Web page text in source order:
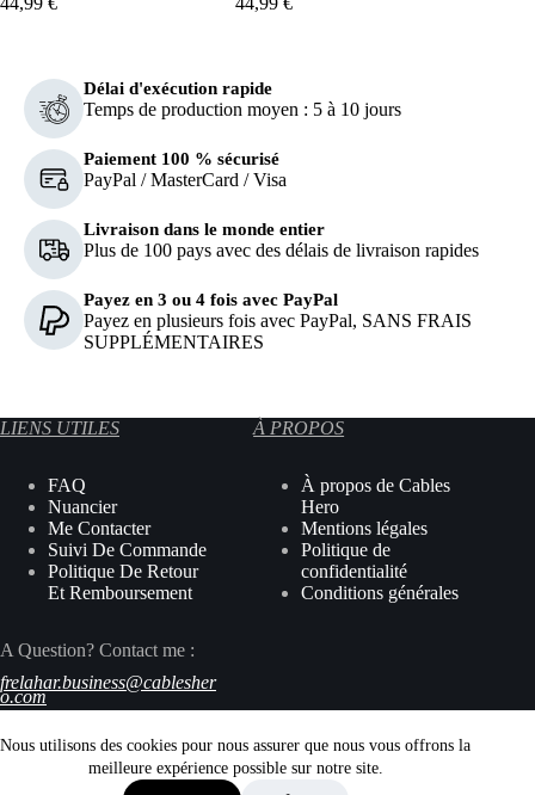
Nous utilisons des cookies pour nous assurer que nous vous offrons la
meilleure expérience possible sur notre site.
Délai d'exécution rapide
Temps de production moyen : 5 à 10 jours
Paiement 100 % sécurisé
PayPal / MasterCard / Visa
Livraison dans le monde entier
Plus de 100 pays avec des délais de livraison rapides
Payez en 3 ou 4 fois avec PayPal
Payez en plusieurs fois avec PayPal, SANS FRAIS
SUPPLÉMENTAIRES
LIENS UTILES
FAQ
Nuancier
Me Contacter
Suivi De Commande
Politique De Retour
Et Remboursement
À PROPOS
À propos de Cables
Hero
Mentions légales
Politique de
confidentialité
Conditions générales
A Question? Contact me :
frelahar.business@cablesher
o.com
2026 © Cables Hero. All Rights Reserved.